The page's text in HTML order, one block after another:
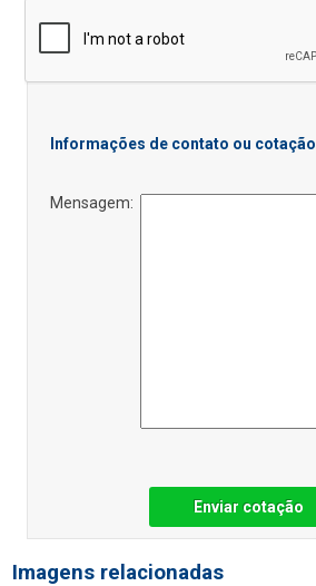
Informações de contato ou cotação
Mensagem:
Enviar cotação
Imagens relacionadas